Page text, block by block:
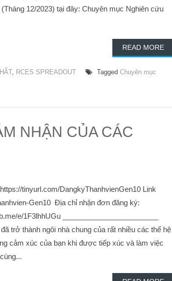
12/2023) tại đây: Chuyên mục Nghiên cứu
READ MORE
, RCES SPREADOUT Tagged Chuyên mục
NHẬN CỦA CÁC
tinyurl.com/DangkyThanhvienGen10 Link
Gen10 Địa chỉ nhận đơn đăng ký:
e/1F3lhhUGu ________________________
trở thành ngôi nhà chung của rất nhiều các thế hệ
cảm xúc của bạn khi được tiếp xúc và làm việc